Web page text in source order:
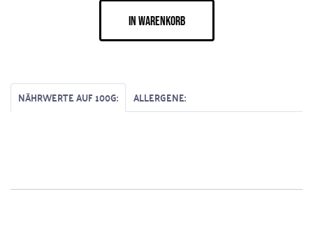
IN WARENKORB
NÄHRWERTE AUF 100G: ALLERGENE: